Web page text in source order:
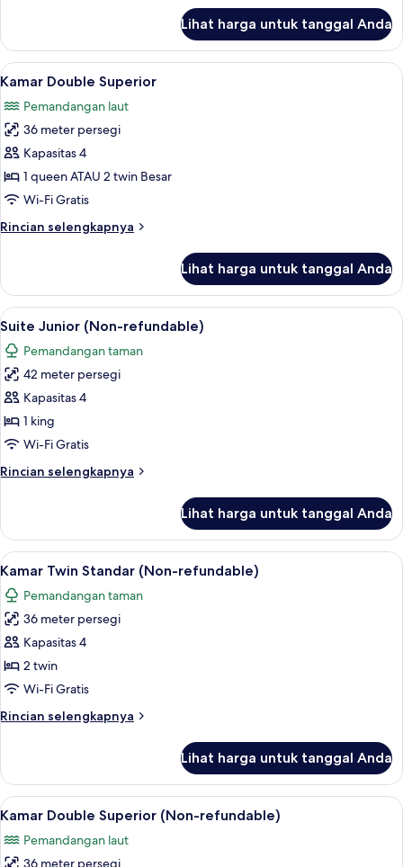
Suite
Junior
Lihat harga untuk tanggal Anda
Lihat
semua
foto
untuk
Kamar
Double
Superior
Minibar, brankas, meja kerja, dan
8
Kamar Double Superior
Pemandangan laut
36 meter persegi
Kapasitas 4
1 queen ATAU 2 twin Besar
Wi-Fi Gratis
Rincian selengkapnya
Rincian
Kamar
Double
Superior
Lihat harga untuk tanggal Anda
Lihat
semua
foto
untuk
Suite
Junior
(Non-
Minibar, brankas, meja kerja, dan
5
Suite Junior (Non-refundable)
Pemandangan taman
42 meter persegi
Kapasitas 4
1 king
Wi-Fi Gratis
Rincian selengkapnya
Rincian
Suite
Junior
(Non-
refundable)
Lihat harga untuk tanggal Anda
Lihat
semua
foto
untuk
Kamar
Twin
Standar
refundable)
Minibar, brankas, meja kerja, dan
7
Kamar Twin Standar (Non-refundable)
Pemandangan taman
36 meter persegi
Kapasitas 4
2 twin
Wi-Fi Gratis
Rincian selengkapnya
Rincian
Kamar
Twin
Standar
refundable)
Lihat harga untuk tanggal Anda
Lihat
semua
foto
Minibar, brankas, meja kerja, dan
8
Kamar Double Superior (Non-refundable)
Pemandangan laut
36 meter persegi